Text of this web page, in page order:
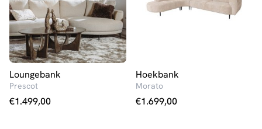
Loungebank
Prescot
€1.499,00
Hoekbank
Morato
€1.699,00